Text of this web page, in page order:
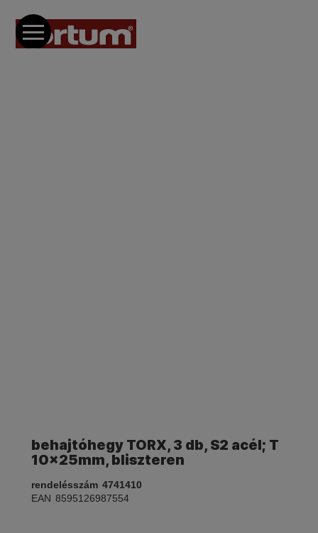
behajtóhegy TORX, 3 db, S2 acél; T
10×25mm, bliszteren
rendelésszám 4741410
EAN 8595126987554